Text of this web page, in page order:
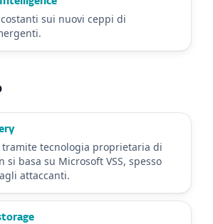
sui nuovi ceppi di
tecnologia proprietaria di
si basa su Microsoft VSS, spesso
attaccanti.